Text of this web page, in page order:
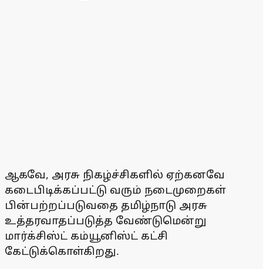
ஆகவே, அரசு நிகழ்ச்சிகளில் ஏற்கனவே
கடைபிடிக்கப்பட்டு வரும் நடைமுறைகள்
பின்பற்றப்படுவதை தமிழ்நாடு அரசு
உத்தரவாதப்படுத்த வேண்டுமென்று
மார்க்சிஸ்ட் கம்யூனிஸ்ட் கட்சி
கேட்டுக்கொள்கிறது.